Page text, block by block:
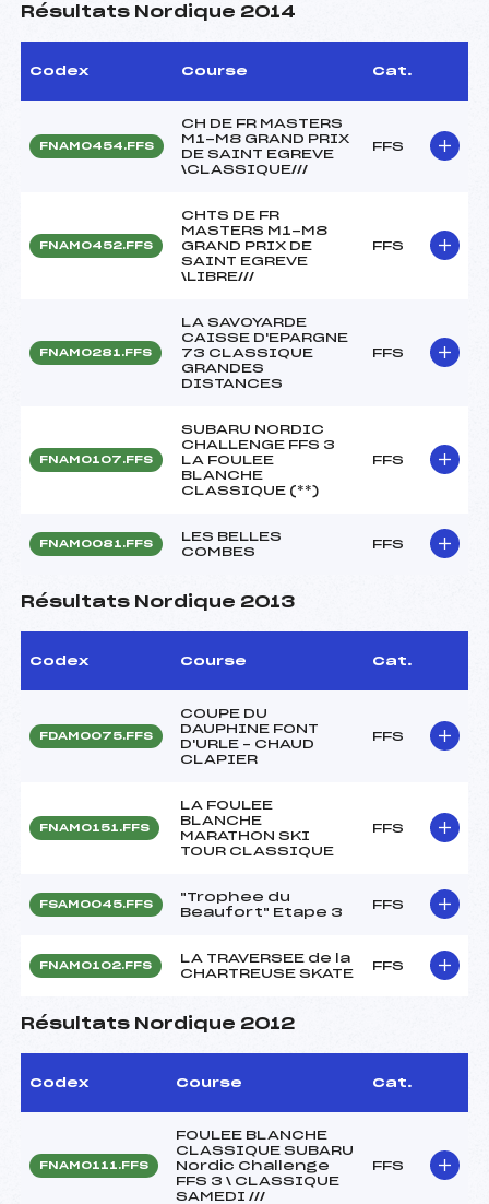
Résultats Nordique 2014
Codex Course Cat.
FNAM0454.FFS
CH DE FR MASTERS
M1-M8 GRAND PRIX
DE SAINT EGREVE
\CLASSIQUE///
FFS
FNAM0452.FFS
CHTS DE FR
MASTERS M1-M8
GRAND PRIX DE
SAINT EGREVE
\LIBRE///
FFS
FNAM0281.FFS
LA SAVOYARDE
CAISSE D'EPARGNE
73 CLASSIQUE
GRANDES
DISTANCES
FFS
FNAM0107.FFS
SUBARU NORDIC
CHALLENGE FFS 3
LA FOULEE
BLANCHE
CLASSIQUE (**)
FFS
FNAM0081.FFS
LES BELLES
COMBES
FFS
Résultats Nordique 2013
Codex Course Cat.
FDAM0075.FFS
COUPE DU
DAUPHINE FONT
D'URLE – CHAUD
CLAPIER
FFS
FNAM0151.FFS
LA FOULEE
BLANCHE
MARATHON SKI
TOUR CLASSIQUE
FFS
FSAM0045.FFS
"Trophee du
Beaufort" Etape 3
FFS
FNAM0102.FFS
LA TRAVERSEE de la
CHARTREUSE SKATE
FFS
Résultats Nordique 2012
Codex Course Cat.
FNAM0111.FFS
FOULEE BLANCHE
CLASSIQUE SUBARU
Nordic Challenge
FFS 3 \ CLASSIQUE
SAMEDI ///
FFS